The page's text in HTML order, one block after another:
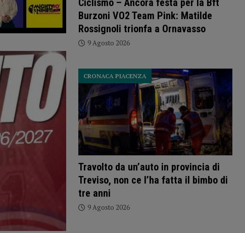
Ciclismo – Ancora festa per la Bft
Burzoni VO2 Team Pink: Matilde
Rossignoli trionfa a Ornavasso
9 Agosto 2026
Travolto da un’auto in provincia di
Treviso, non ce l’ha fatta il bimbo di
tre anni
CRONACA PIACENZA
9 Agosto 2026